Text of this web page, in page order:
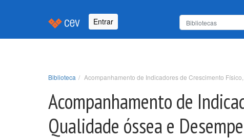
Entrar
Biblioteca Acompanhamento de Indicadores de Crescimento
Acompanhamento de
Qualidade óssea e